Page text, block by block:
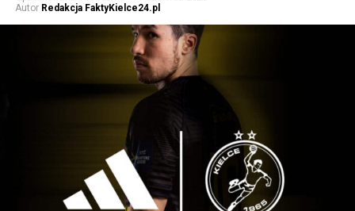
Autor Redakcja FaktyKielce24.pl